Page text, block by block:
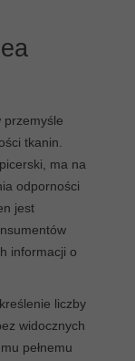
przemyśle
tkanin.
ma na
odporności
jest
informacji o
liczby
widocznych
pełnemu